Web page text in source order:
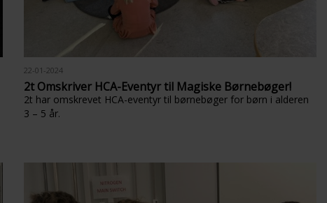
22-01-2024
2t Omskriver HCA-Eventyr til Magiske Børnebøger!
2t har omskrevet HCA-eventyr til børnebøger for børn i alderen
3 – 5 år.